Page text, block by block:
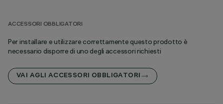
ACCESSORI OBBLIGATORI
Per installare e utilizzare correttamente questo prodotto è
necessario disporre di uno degli accessori richiesti
VAI AGLI ACCESSORI OBBLIGATORI